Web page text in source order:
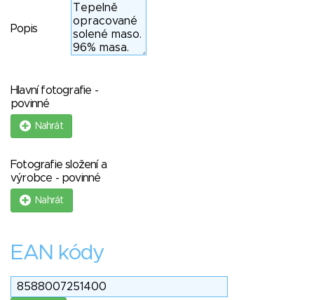
Popis
Hlavní fotografie -
povinné
Nahrát
Fotografie složení a
výrobce - povinné
Nahrát
EAN kódy